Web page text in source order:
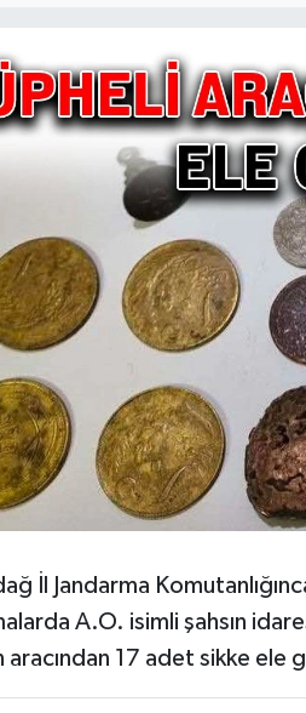
İl Jandarma
A.O. isimli şahsın
aracından 17 adet sikke ele